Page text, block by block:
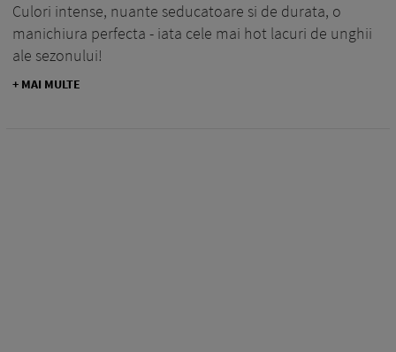
Culori intense, nuante seducatoare si de durata, o
manichiura perfecta - iata cele mai hot lacuri de unghii
ale sezonului!
+ MAI MULTE